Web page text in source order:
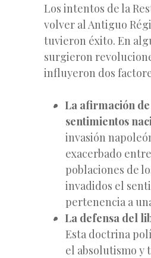
Los intentos de la
volver al Antiguo
tuvieron éxito. En
surgieron
influyeron dos
La afirmación
sentimientos
invasión
exacerbado
poblaciones de
invadidos el
pertenencia a
La defensa del
Esta doctrina
el absolutismo y